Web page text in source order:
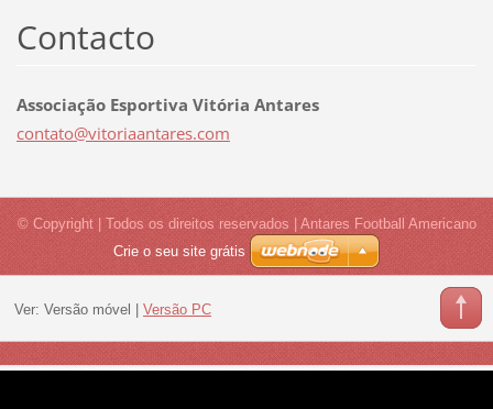
Contacto
Associação Esportiva Vitória Antares
contato@vitoriaantares.com
© Copyright | Todos os direitos reservados | Antares Football Americano
Crie o seu site grátis
Ver: Versão móvel | Versão PC